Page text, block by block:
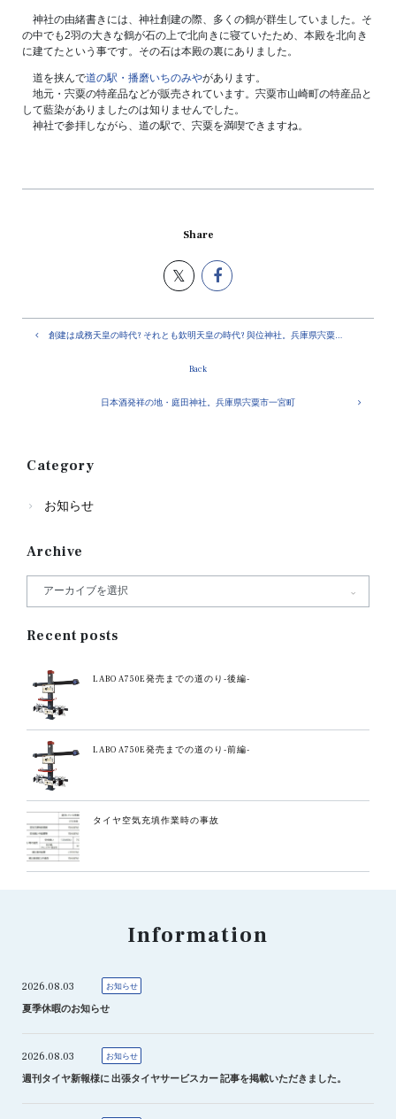
神社の由緒書きには、神社創建の際、多くの鶴が群生していました。そ
の中でも2羽の大きな鶴が石の上で北向きに寝ていたため、本殿を北向き
に建てたという事です。その石は本殿の裏にありました。
道を挟んで道の駅・播磨いちのみやがあります。
地元・宍粟の特産品などが販売されています。宍粟市山崎町の特産品と
して藍染がありましたのは知りませんでした。
神社で参拝しながら、道の駅で、宍粟を満喫できますね。
Share
創建は成務天皇の時代? それとも欽明天皇の時代? 與位神社。兵庫県宍粟市山崎町
Back
日本酒発祥の地・庭田神社。兵庫県宍粟市一宮町
Category
お知らせ
Archive
Recent posts
LABO A750E発売までの道のり-後編-
LABO A750E発売までの道のり-前編-
タイヤ空気充填作業時の事故
Information
2026.08.03 お知らせ
夏季休暇のお知らせ
2026.08.03 お知らせ
週刊タイヤ新報様に 出張タイヤサービスカー 記事を掲載いただきました。